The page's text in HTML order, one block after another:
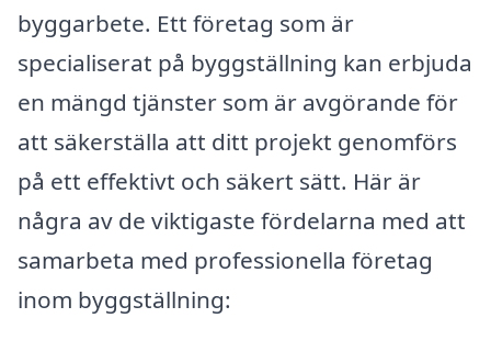
byggarbete. Ett företag som är
specialiserat på byggställning kan erbjuda
en mängd tjänster som är avgörande för
att säkerställa att ditt projekt genomförs
på ett effektivt och säkert sätt. Här är
några av de viktigaste fördelarna med att
samarbeta med professionella företag
inom byggställning: